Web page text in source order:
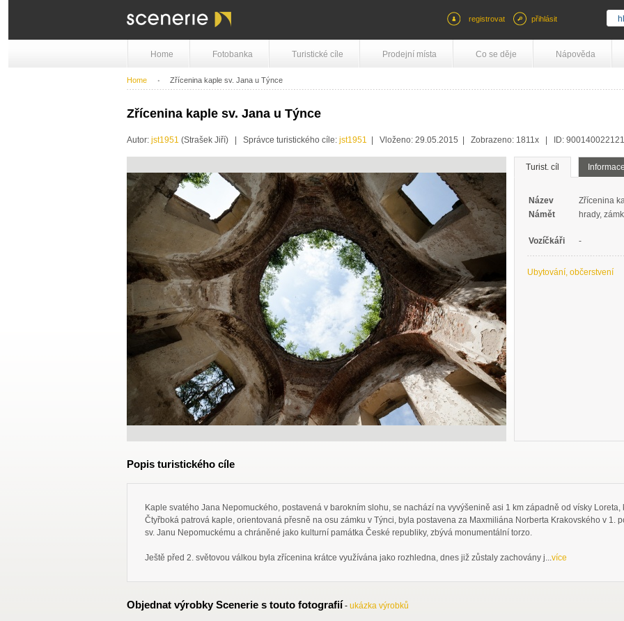
registrovat přihlásit
Home Fotobanka Turistické cíle Prodejní místa Co se děje Nápověda
Home Zřícenina kaple sv. Jana u Týnce
Zřícenina kaple sv. Jana u Týnce
Autor: jst1951 (Strašek Jiří) | Správce turistického cíle: jst1951 | Vloženo: 29.05.2015 | Zobrazeno: 1811x | ID: 900140022121
Název
Zřícenina
Námět
hrady,
Vozíčkáři -
Ubytování, občerstvení
Turist. cíl
Popis turistického cíle
Kaple svatého Jana Nepomuckého, postavená v barokním slohu, se nachází na vyvýšenině asi 1 km západně od vísky
Čtyřboká patrová kaple, orientovaná přesně na osu zámku v Týnci, byla postavena za Maxmiliána Norberta Krakovského v 1.
sv. Janu Nepomuckému a chráněné jako kulturní památka České republiky, zbývá monumentální torzo.
Ještě před 2. světovou válkou byla zřícenina krátce využívána jako rozhledna, dnes již zůstaly zachovány j...více
Objednat výrobky Scenerie s touto fotografií - ukázka výrobků